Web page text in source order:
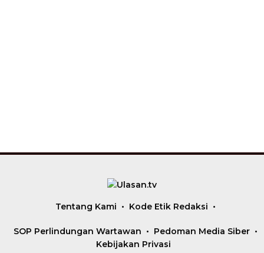
Tentang Kami Kode Etik Redaksi
SOP Perlindungan Wartawan
Pedoman Media Siber
Kebijakan Privasi